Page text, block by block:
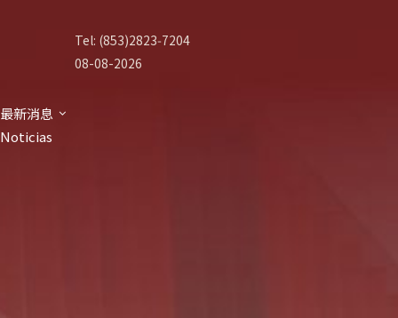
Tel: (853)2823‑7204
08-08-2026
最新消息
Noticias